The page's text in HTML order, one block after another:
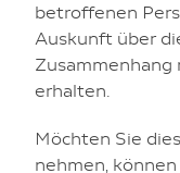
betroffenen
Auskunft über
erhalten.
Möchten Sie
nehmen,